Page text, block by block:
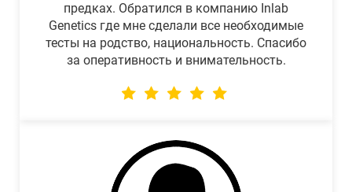
предках. Обратился в компанию Inlab
Genetics где мне сделали все необходимые
тесты на родство, национальность. Спасибо
за оперативность и внимательность.